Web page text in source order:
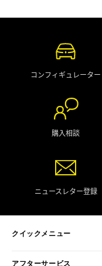
コンフィギュレーター
購入相談
ニュースレター登録
クイックメニュー
アフターサービス